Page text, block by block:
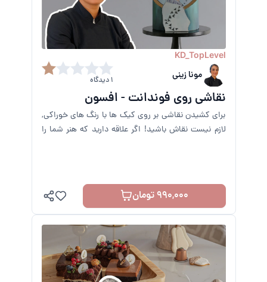
KD_TopLevel
مونا زینی 1 دیدگاه
نقاشی روی فوندانت - افسون
برای کشیدن نقاشی بر روی کیک ها با رنگ های خوراکی,
لازم نیست نقاش باشید! اگر علاقه دارید که هنر شما را
990,000 تومان